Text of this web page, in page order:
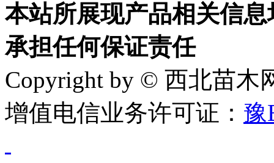
本站所展现产品相关信
承担任何保证责任
Copyright by © 西北苗木
增值电信业务许可证： 豫